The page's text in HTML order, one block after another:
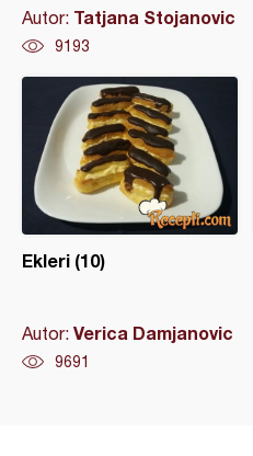
Autor: Tatjana Stojanovic
9193
Ekleri (10)
Autor: Verica Damjanovic
9691